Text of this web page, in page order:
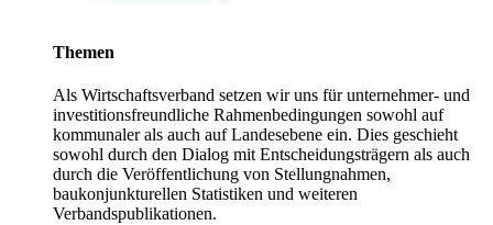
Themen
Als Wirtschaftsverband setzen wir uns für unternehmer- und
investitionsfreundliche Rahmenbedingungen sowohl auf
kommunaler als auch auf Landesebene ein. Dies geschieht
sowohl durch den Dialog mit Entscheidungsträgern als auch
durch die Veröffentlichung von Stellungnahmen,
baukonjunkturellen Statistiken und weiteren
Verbandspublikationen.